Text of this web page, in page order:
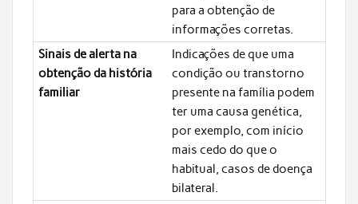
para a obtenção de
informações corretas.
Sinais de alerta na
obtenção da história
familiar
Indicações de que uma
condição ou transtorno
presente na família podem
ter uma causa genética,
por exemplo, com início
mais cedo do que o
habitual, casos de doença
bilateral.